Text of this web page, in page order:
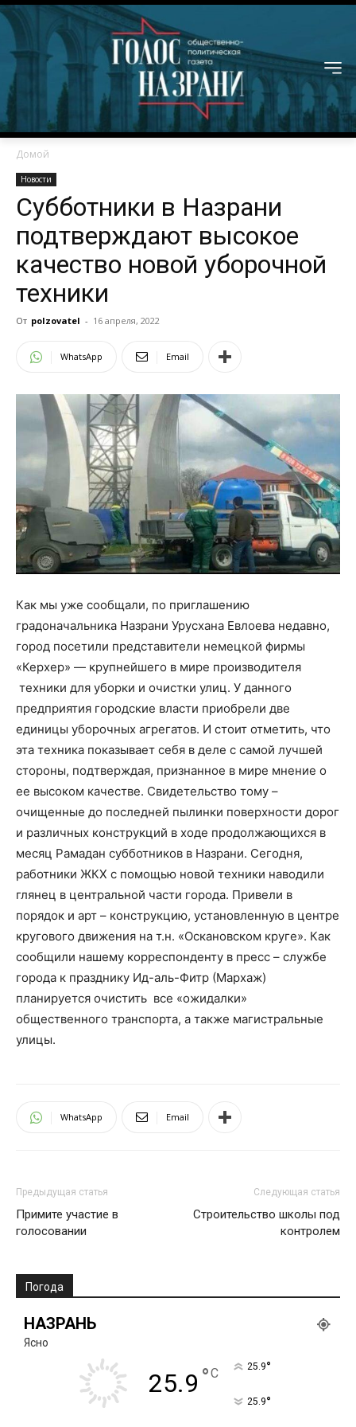
Домой
Новости
Субботники в Назрани
подтверждают высокое
качество новой уборочной
техники
От polzovatel - 16 апреля, 2022
WhatsApp Email
Как мы уже сообщали, по приглашению
градоначальника Назрани Урусхана Евлоева недавно,
город посетили представители немецкой фирмы
«Керхер» — крупнейшего в мире производителя
техники для уборки и очистки улиц. У данного
предприятия городские власти приобрели две
единицы уборочных агрегатов. И стоит отметить, что
эта техника показывает себя в деле с самой лучшей
стороны, подтверждая, признанное в мире мнение о
ее высоком качестве. Свидетельство тому –
очищенные до последней пылинки поверхности дорог
и различных конструкций в ходе продолжающихся в
месяц Рамадан субботников в Назрани. Сегодня,
работники ЖКХ с помощью новой техники наводили
глянец в центральной части города. Привели в
порядок и арт – конструкцию, установленную в центре
кругового движения на т.н. «Оскановском круге». Как
сообщили нашему корреспонденту в пресс – службе
города к празднику Ид-аль-Фитр (Мархаж)
планируется очистить все «ожидалки»
общественного транспорта, а также магистральные
улицы.
WhatsApp Email
Предыдущая статья
Примите участие в
голосовании
Следующая статья
Строительство школы под
контролем
Погода
НАЗРАНЬ
Ясно
25.9 °C 25.9°
25.9°